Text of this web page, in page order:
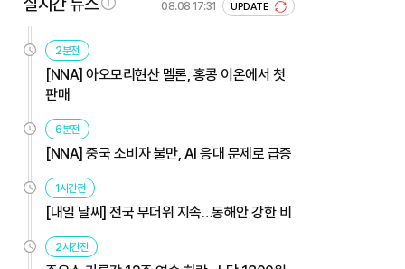
08.08 17:31 UPDATE
2분전
[NNA] 아오모리현산 멜론, 홍콩 이온에서 첫
판매
6분전
[NNA] 중국 소비자 불만, AI 응대 문제로 급증
1시간전
[내일 날씨] 전국 무더위 지속…동해안 강한 비
2시간전